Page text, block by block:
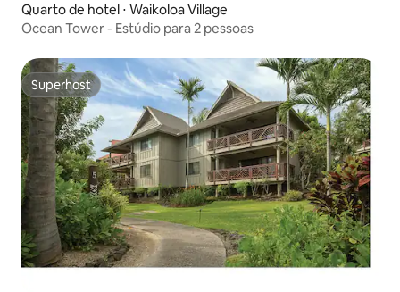
Quarto de hotel ⋅ Waikoloa Village
Ocean Tower - Estúdio para 2 pessoas
Superhost
Superhost